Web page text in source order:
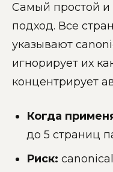
Самый простой и
подход. Все
указывают
игнорирует их
концентрирует
Когда
до 5 страниц
Риск: